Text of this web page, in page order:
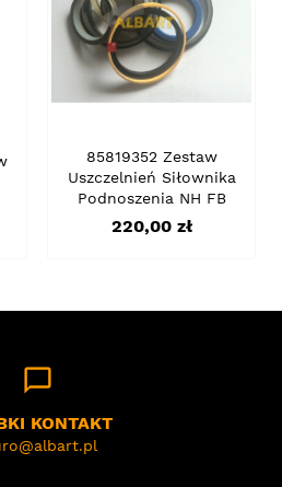
85819352 Zestaw
Uszczelnień Siłownika
Podnoszenia NH FB
Cena
220,00 zł
chat_bubble_outline
KONTAKT